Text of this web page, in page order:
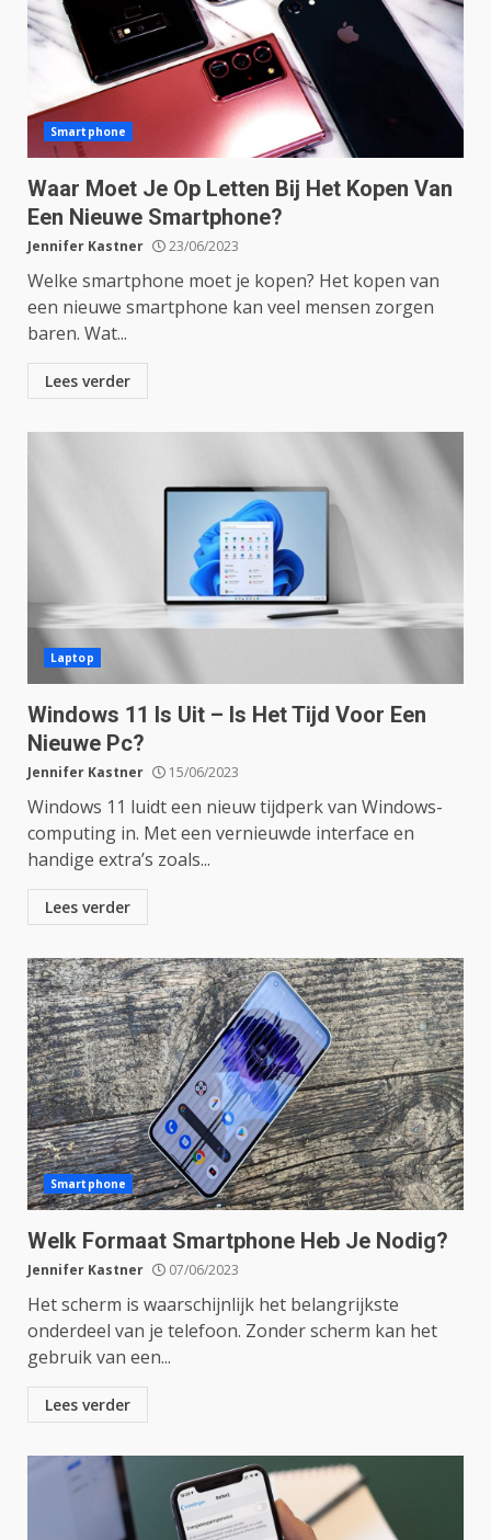
Smartphone
Waar Moet Je Op Letten Bij Het Kopen Van
Een Nieuwe Smartphone?
Jennifer Kastner 23/06/2023
Welke smartphone moet je kopen? Het kopen van
een nieuwe smartphone kan veel mensen zorgen
baren. Wat...
Lees verder
Laptop
Windows 11 Is Uit – Is Het Tijd Voor Een
Nieuwe Pc?
Jennifer Kastner 15/06/2023
Windows 11 luidt een nieuw tijdperk van Windows-
computing in. Met een vernieuwde interface en
handige extra’s zoals...
Lees verder
Smartphone
Welk Formaat Smartphone Heb Je Nodig?
Jennifer Kastner 07/06/2023
Het scherm is waarschijnlijk het belangrijkste
onderdeel van je telefoon. Zonder scherm kan het
gebruik van een...
Lees verder